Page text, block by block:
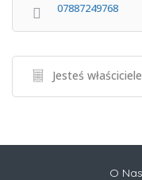
07887249768
Jesteś
O Nas